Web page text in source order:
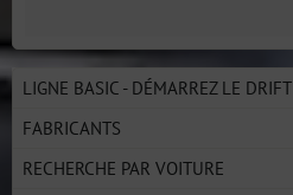
LIGNE BASIC - DÉMARREZ LE DRIFT
FABRICANTS
RECHERCHE PAR VOITURE